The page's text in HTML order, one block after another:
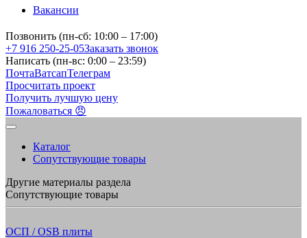
Вакансии
Позвонить (пн-сб: 10:00 – 17:00)
+7 916 250-25-05Заказать звонок
Написать (пн-вс: 0:00 – 23:59)
ПочтаВатсапТелеграм
Просчитать проект
Получить лучшую цену
Пожаловаться 😠
Каталог
Сопутствующие товары
Другие материалы раздела
Сопутствующие товары
ОСП / OSB плиты